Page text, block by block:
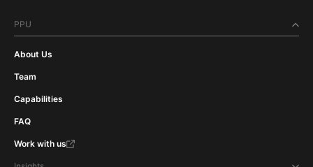
PPU
About Us
Team
Capabilities
FAQ
Work with us